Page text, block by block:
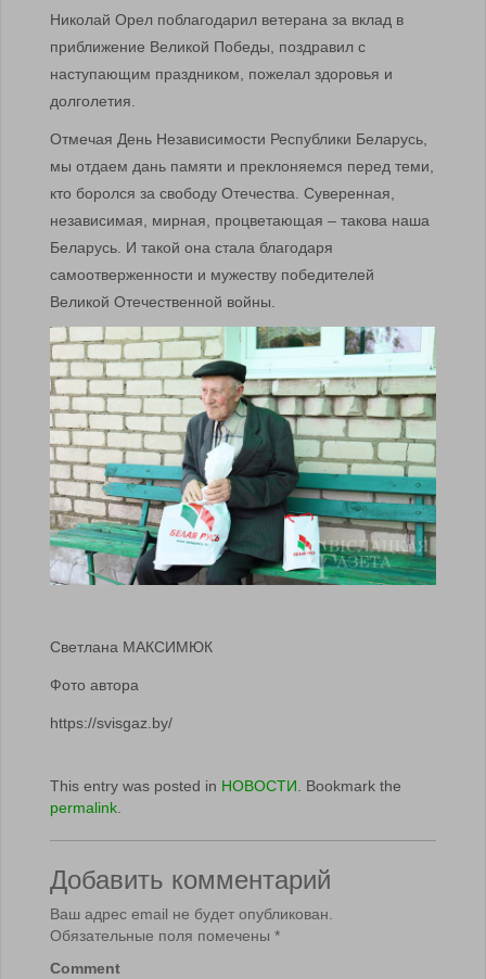
Николай Орел поблагодарил ветерана за вклад в
приближение Великой Победы, поздравил с
наступающим праздником, пожелал здоровья и
долголетия.
Отмечая День Независимости Республики Беларусь,
мы отдаем дань памяти и преклоняемся перед теми,
кто боролся за свободу Отечества. Суверенная,
независимая, мирная, процветающая – такова наша
Беларусь. И такой она стала благодаря
самоотверженности и мужеству победителей
Великой Отечественной войны.
Светлана МАКСИМЮК
Фото автора
https://svisgaz.by/
This entry was posted in НОВОСТИ . Bookmark the
permalink
Добавить комментарий
Ваш адрес email не будет опубликован.
Обязательные поля помечены *
Comment